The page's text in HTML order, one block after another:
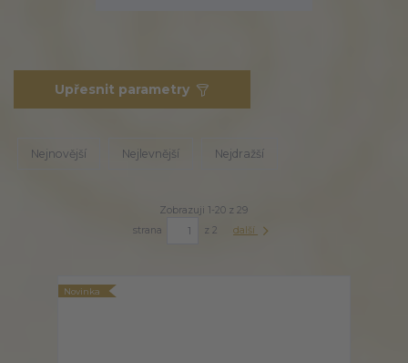
Upřesnit parametry
Nejnovější Nejlevnější Nejdražší
Zobrazuji 1-20 z 29
strana
z 2 další
Novinka